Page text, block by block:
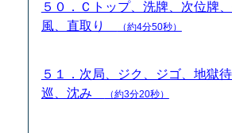
５０．Ｃトップ、洗牌、次位牌
風、直取り
（約4分50秒）
５１．次局、ジク、ジゴ、地獄
巡、沈み
（約3分20秒）